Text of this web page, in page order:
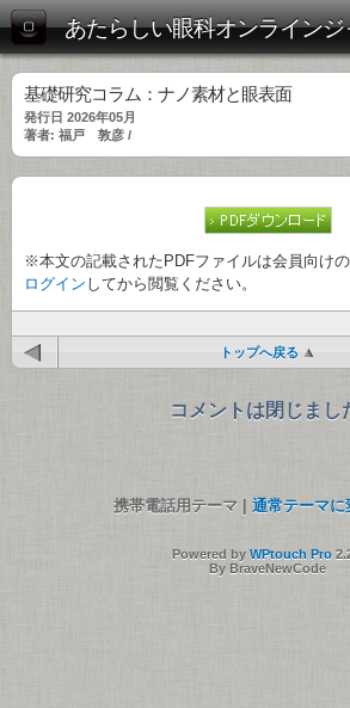
あたらしい眼科オンラインジ
基礎研究コラム：ナノ素材と眼表面
発行日 2026年05月
著者: 福戸 敦彦 /
※本文の記載されたPDFファイルは会員向けの
ログイン してから閲覧ください。
トップへ戻る
コメントは閉じまし
携帯電話用テーマ | 通常テーマに
Powered by WPtouch Pro
By BraveNewCode